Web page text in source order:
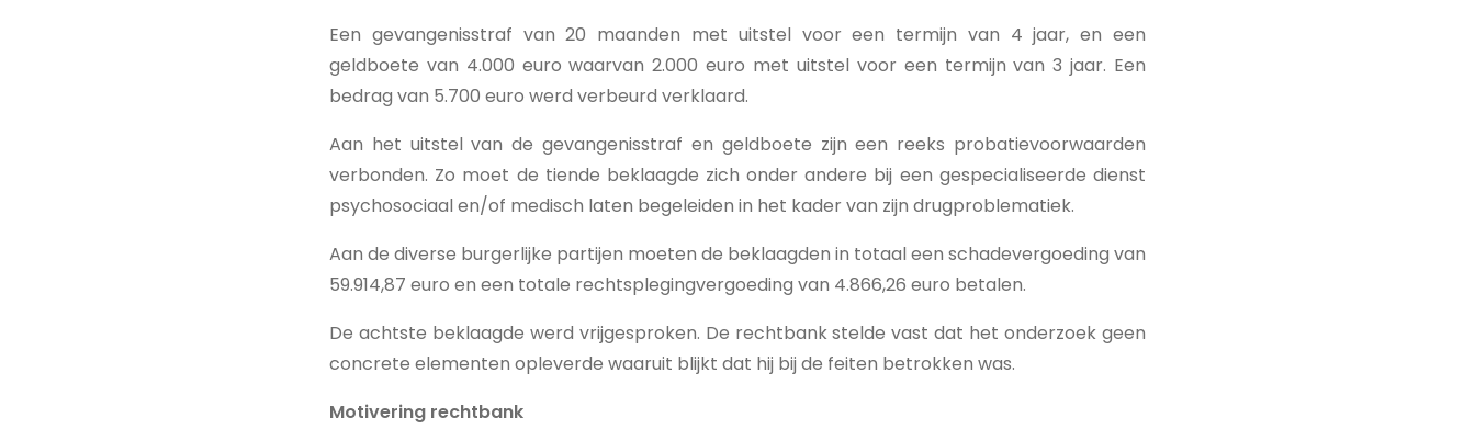
Een gevangenisstraf van 20 maanden met uitstel voor een termijn van 4 jaar, en een
geldboete van 4.000 euro waarvan 2.000 euro met uitstel voor een termijn van 3 jaar. Een
bedrag van 5.700 euro werd verbeurd verklaard.
Aan het uitstel van de gevangenisstraf en geldboete zijn een reeks probatievoorwaarden
verbonden. Zo moet de tiende beklaagde zich onder andere bij een gespecialiseerde dienst
psychosociaal en/of medisch laten begeleiden in het kader van zijn drugproblematiek.
Aan de diverse burgerlijke partijen moeten de beklaagden in totaal een schadevergoeding van
59.914,87 euro en een totale rechtsplegingvergoeding van 4.866,26 euro betalen.
De achtste beklaagde werd vrijgesproken. De rechtbank stelde vast dat het onderzoek geen
concrete elementen opleverde waaruit blijkt dat hij bij de feiten betrokken was.
Motivering rechtbank